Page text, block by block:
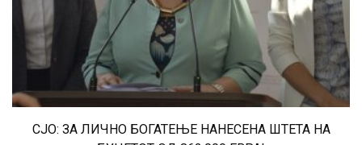
СЈО: ЗА ЛИЧНО БОГАТЕЊЕ НАНЕСЕНА ШТЕТА НА